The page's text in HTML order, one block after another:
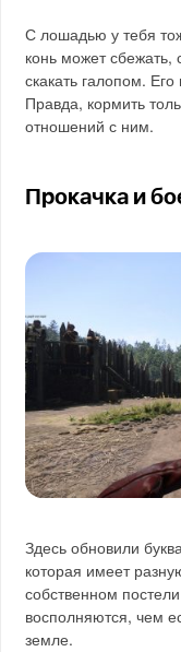
С лошадью у тебя
конь может сбежать,
скакать галопом.
Правда, кормить
отношений с ним.
Прокачка и
Здесь обновили
которая имеет
собственном
восполняются, чем
земле.